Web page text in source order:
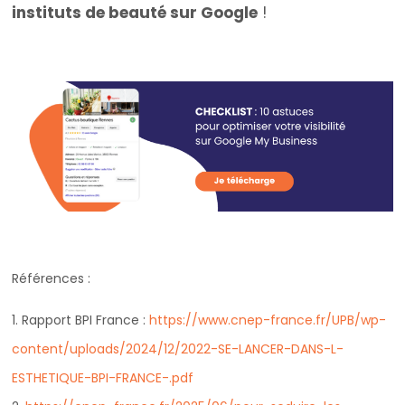
instituts de beauté sur Google !
Références :
1. Rapport BPI France :https://www.cnep-france.fr/UPB/wp-
content/uploads/2024/12/2022-SE-LANCER-DANS-L-
ESTHETIQUE-BPI-FRANCE-.pdf